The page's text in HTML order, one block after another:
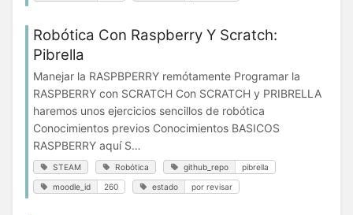
Robótica Con Raspberry Y Scratch:
Pibrella
Manejar la RASPBPERRY remótamente Programar la
RASPBERRY con SCRATCH Con SCRATCH y PRIBRELLA
haremos unos ejercicios sencillos de robótica
Conocimientos previos Conocimientos BASICOS
RASPBERRY aquí S…
STEAM Robótica github_repo pibrella
moodle_id 260 estado por revisar